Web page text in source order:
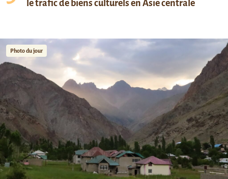
le trafic de biens culturels en Asie centrale
Photo du jour